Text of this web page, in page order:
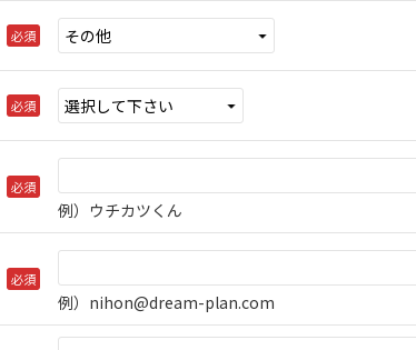
必須
必須
必須
例）ウチカツくん
必須
例）nihon@dream-plan.com